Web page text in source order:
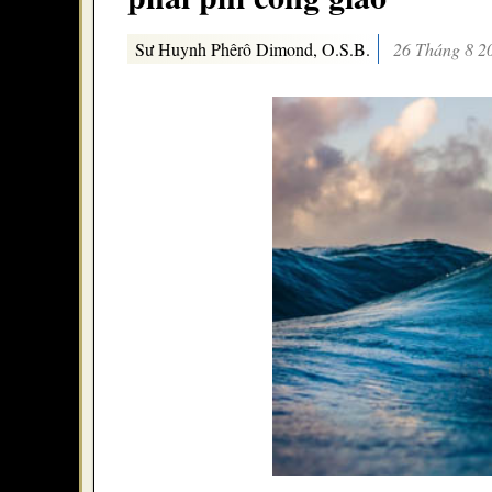
Sư Huynh Phêrô Dimond, O.S.B. 26 Tháng 8